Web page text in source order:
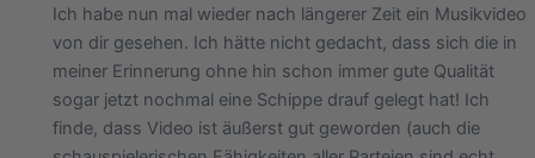
Ich habe nun mal wieder nach längerer Zeit ein Musikvideo
von dir gesehen. Ich hätte nicht gedacht, dass sich die in
meiner Erinnerung ohne hin schon immer gute Qualität
sogar jetzt nochmal eine Schippe drauf gelegt hat! Ich
finde, dass Video ist äußerst gut geworden (auch die